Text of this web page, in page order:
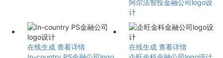
阿尔法智投金融公司logo设
计
在线生成 查看详情
在线生成 查看详情